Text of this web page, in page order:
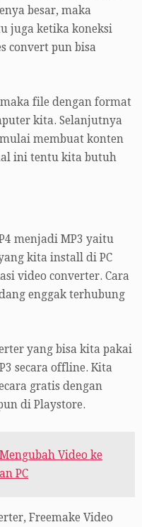
besar, maka
juga ketika koneksi
convert pun bisa
file dengan format
kita. Selanjutnya
membuat konten
ini tentu kita butuh
menjadi MP3 yaitu
kita install di PC
video converter. Cara
enggak terhubung
yang bisa kita pakai
secara offline. Kita
gratis dengan
di Playstore.
Video ke
PC
Freemake Video